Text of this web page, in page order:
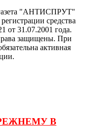
газета "АНТИСПРУТ"
средства
31.07.2001 года.
защищены. При
активная
В